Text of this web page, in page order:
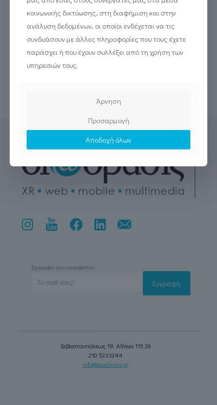
Μάθε για την Κίνηση
Εγγραφή στο newsletter:
Σεβαστουπόλεως 19, Αθήνα 115 26
210 5233244
info@diadrasis.gr
κοινωνικής δικτύωσης, στη διαφήμιση και στην
ανάλυση δεδομένων, οι οποίοι ενδέχεται να τις
συνδυάσουν με άλλες πληροφορίες που τους έχετε
παράσχει ή που έχουν συλλέξει από τη χρήση των
υπηρεσιών τους.
Άρνηση
Προσαρμογή
Αποδοχή όλων